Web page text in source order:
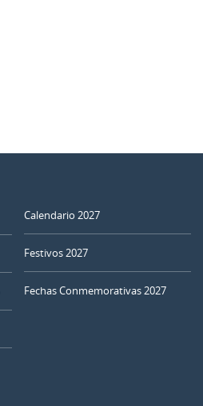
Calendario 2027
Festivos 2027
Fechas Conmemorativas 2027